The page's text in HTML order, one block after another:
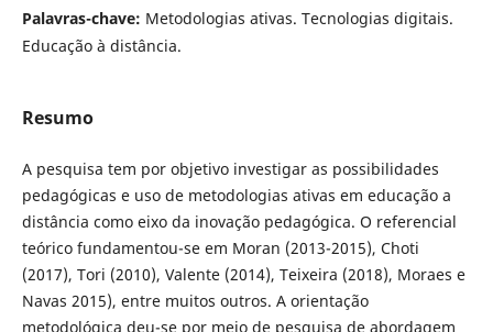
Palavras-chave: Metodologias ativas. Tecnologias digitais.
Educação à distância.
Resumo
A pesquisa tem por objetivo investigar as possibilidades
pedagógicas e uso de metodologias ativas em educação a
distância como eixo da inovação pedagógica. O referencial
teórico fundamentou-se em Moran (2013-2015), Choti
(2017), Tori (2010), Valente (2014), Teixeira (2018), Moraes e
Navas 2015), entre muitos outros. A orientação
metodológica deu-se por meio de pesquisa de abordagem